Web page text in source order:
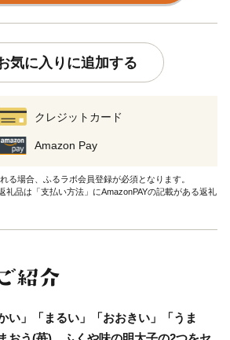
気に入りに追加する
クレジットカード
Amazon Pay
る場合、ふるラボ会員登録が必須となります。
礼品は「支払い方法」にAmazonPAYの記載がある返礼
い」「まるい」「おおきい」「うま